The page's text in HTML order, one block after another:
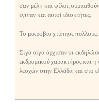
σαν μέλη και φίλοι,
έγιναν και αυτοί ιδιοκτήτες.
Το μικρόβιο χτύπησε πολλούς.
Σιγά σιγά άρχισαν οι
εκδρομικού χαρακτήρος και
λεσχών στην Ελλάδα και στο